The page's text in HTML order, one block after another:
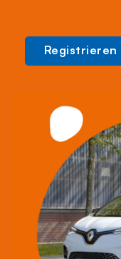
Registrieren